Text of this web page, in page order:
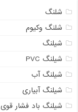
شلنگ
شلنگ وکیوم
شیلنگ
شیلنگ PVC
شیلنگ آب
شیلنگ آبیاری
شیلنگ باد فشار قوی